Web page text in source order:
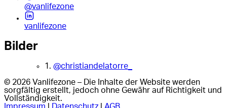
@vanlifezone
vanlifezone
Bilder
1. @christiandelatorre_
© 2026 Vanlifezone – Die Inhalte der Website werden
sorgfältig erstellt, jedoch ohne Gewähr auf Richtigkeit und
Vollständigkeit.